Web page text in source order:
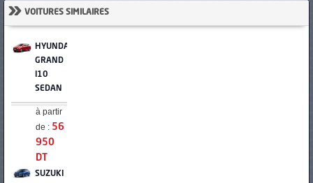
» VOITURES SIMILAIRES
HYUNDAI
GRAND
I10
SEDAN
à partir
de : 56
950
DT
SUZUKI